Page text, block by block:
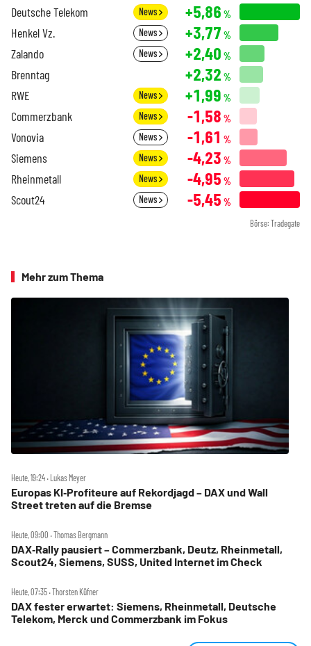
Deutsche Telekom News +5,86 %
Henkel Vz. News +3,77 %
Zalando News +2,40 %
Brenntag +2,32 %
RWE News +1,99 %
Commerzbank News -1,58 %
Vonovia News -1,61 %
Siemens News -4,23 %
Rheinmetall News -4,95 %
Scout24 News -5,45 %
Börse: Tradegate
Mehr zum Thema
Heute, 19:24 ‧ Lukas Meyer
Europas KI‑Profiteure auf Rekordjagd – DAX und Wall
Street treten auf die Bremse
Heute, 09:00 ‧ Thomas Bergmann
DAX‑Rally pausiert – Commerzbank, Deutz, Rheinmetall,
Scout24, Siemens, SUSS, United Internet im Check
Heute, 07:35 ‧ Thorsten Küfner
DAX fester erwartet: Siemens, Rheinmetall, Deutsche
Telekom, Merck und Commerzbank im Fokus